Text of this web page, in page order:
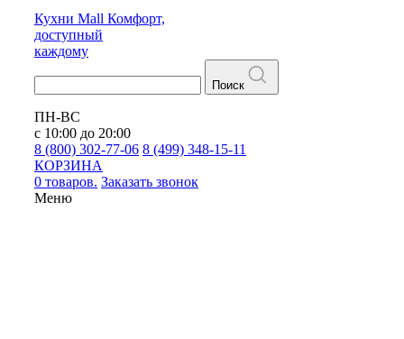
Кухни Mall Комфорт,
доступный
каждому
Поиск
ПН-ВС
с 10:00 до 20:00
8 (800) 302-77-06 8 (499) 348-15-11
КОРЗИНА
0 товаров. Заказать звонок
Меню